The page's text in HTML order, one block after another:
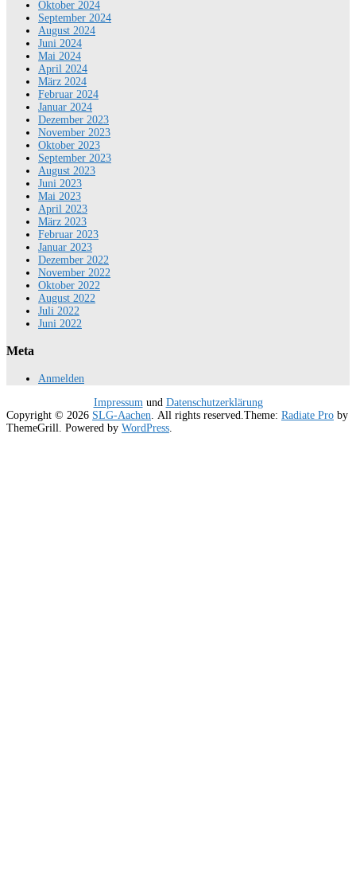
Oktober 2024
September 2024
August 2024
Juni 2024
Mai 2024
April 2024
März 2024
Februar 2024
Januar 2024
Dezember 2023
November 2023
Oktober 2023
September 2023
August 2023
Juni 2023
Mai 2023
April 2023
März 2023
Februar 2023
Januar 2023
Dezember 2022
November 2022
Oktober 2022
August 2022
Juli 2022
Juni 2022
Meta
Anmelden
Impressum und Datenschutzerklärung
Copyright © 2026 SLG-Aachen . All rights reserved.Theme: Radiate Pro by
ThemeGrill. Powered by WordPress